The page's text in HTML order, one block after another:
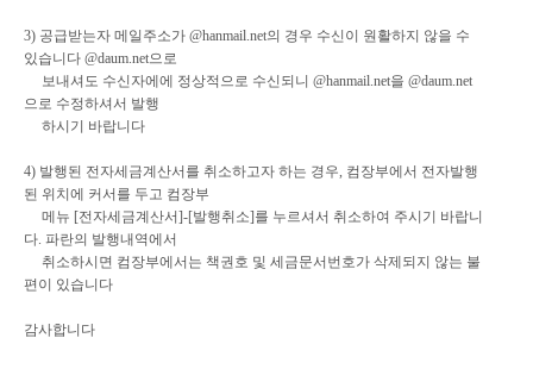
3) 공급받는자 메일주소가 @hanmail.net의 경우 수신이 원활하지 않을 수
있습니다 @daum.net으로
보내셔도 수신자에에 정상적으로 수신되니 @hanmail.net을 @daum.net
으로 수정하셔서 발행
하시기 바랍니다
4) 발행된 전자세금계산서를 취소하고자 하는 경우, 컴장부에서 전자발행
된 위치에 커서를 두고 컴장부
메뉴 [전자세금계산서]-[발행취소]를 누르셔서 취소하여 주시기 바랍니
다. 파란의 발행내역에서
취소하시면 컴장부에서는 책권호 및 세금문서번호가 삭제되지 않는 불
편이 있습니다
감사합니다